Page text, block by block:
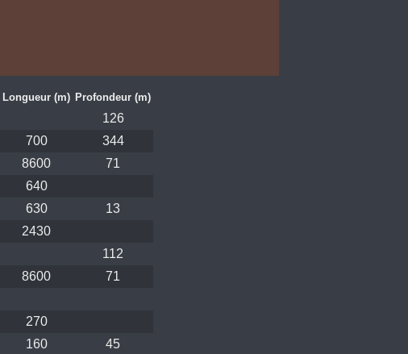
Longueur (m) Profondeur (m)
126
700
344
8600
71
640
630
13
2430
112
8600
71
270
160
45